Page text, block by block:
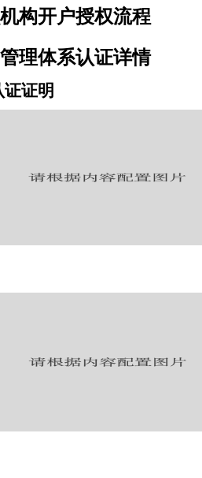
构开户授权流程
理体系认证详情
证明